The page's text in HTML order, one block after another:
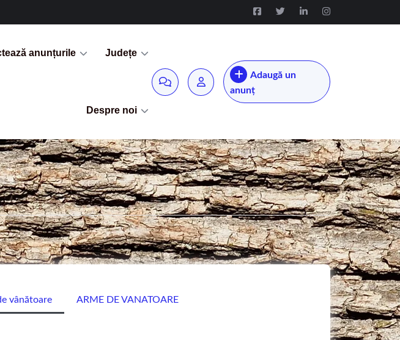
anunțurile Județe
Despre noi
Adaugă un
anunț
vânătoare ARME DE VANATOARE